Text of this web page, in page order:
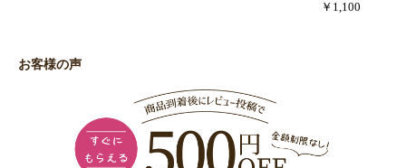
￥1,100
お客様の声